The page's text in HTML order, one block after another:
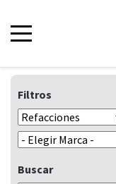
Filtros
Buscar